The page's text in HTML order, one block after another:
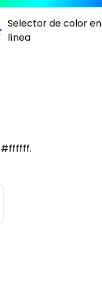
Selector de color en
línea
#ffffff.